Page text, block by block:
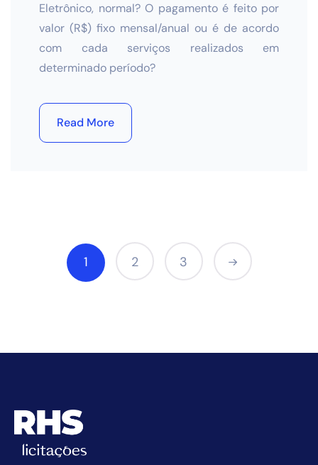
Eletrônico, normal? O pagamento é feito por
valor (R$) fixo mensal/anual ou é de acordo
com cada serviços realizados em
determinado período?
Read More
1 2 3